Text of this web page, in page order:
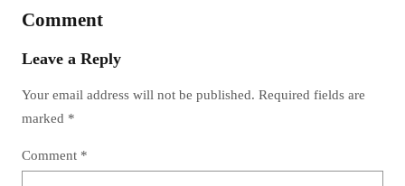
Comment
Leave a Reply
Your email address will not be published. Required fields are
marked *
Comment *